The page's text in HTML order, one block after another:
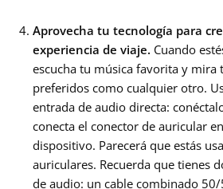
Aprovecha tu tecnología para
experiencia de viaje. Cuando
escucha tu música favorita y mira
preferidos como cualquier otro.
entrada de audio directa:
conecta el conector de auricular
dispositivo. Parecerá que estás
auriculares. Recuerda que tienes
de audio: un cable combinado